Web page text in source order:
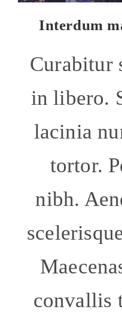
Interdum
Curabitur
in libero.
lacinia
tortor.
nibh.
convallis